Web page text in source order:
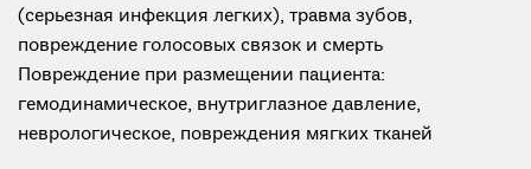
(серьезная инфекция легких), травма зубов,
повреждение голосовых связок и смерть
Повреждение при размещении пациента:
гемодинамическое, внутриглазное давление,
неврологическое, повреждения мягких тканей